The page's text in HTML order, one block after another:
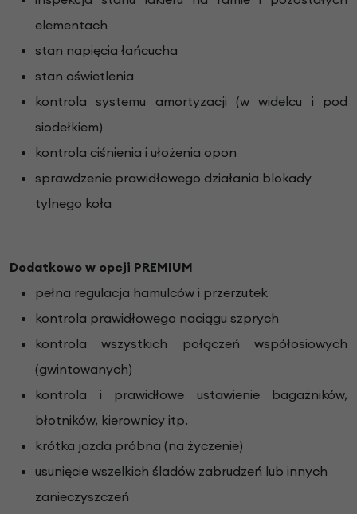
elementach
stan napięcia łańcucha
stan oświetlenia
kontrola systemu amortyzacji (w widelcu i pod
siodełkiem)
kontrola ciśnienia i ułożenia opon
sprawdzenie prawidłowego działania blokady
tylnego koła
Dodatkowo w opcji PREMIUM
pełna regulacja hamulców i przerzutek
kontrola prawidłowego naciągu szprych
kontrola wszystkich połączeń współosiowych
(gwintowanych)
kontrola i prawidłowe ustawienie bagażników,
błotników, kierownicy itp.
krótka jazda próbna (na życzenie)
usunięcie wszelkich śladów zabrudzeń lub innych
zanieczyszczeń